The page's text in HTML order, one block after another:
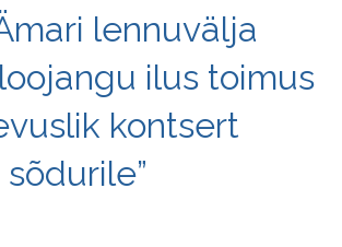
lennuvälja
ilus toimus
kontsert